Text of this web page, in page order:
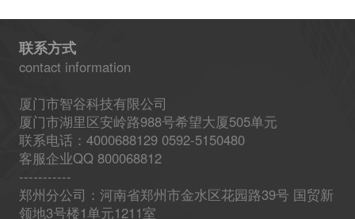
联系方式
contact information
厦门市智谷科技有限公司
厦门市湖里区安岭路988号希望大厦505单元
联系电话：4000688129 0592-5150480
客服企业QQ 800068812
-----------
郑州分公司：河南省郑州市金水区花园路39号 国贸新
领地3号楼1单元1211室